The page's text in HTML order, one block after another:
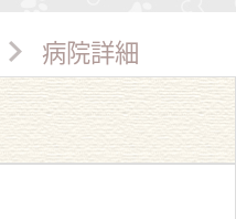
病院詳細